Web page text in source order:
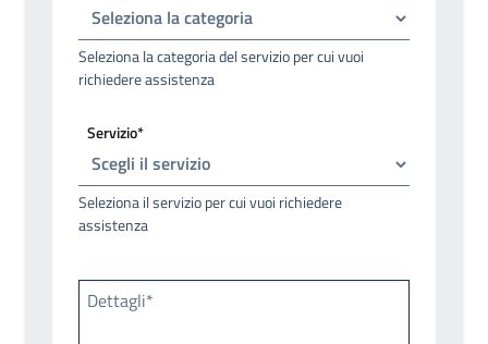
Seleziona la categoria del servizio per cui vuoi
richiedere assistenza
Servizio*
Seleziona il servizio per cui vuoi richiedere
assistenza
Dettagli*